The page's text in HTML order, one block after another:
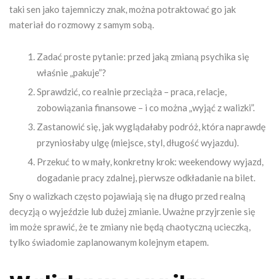
taki sen jako tajemniczy znak, można potraktować go jak
materiał do rozmowy z samym sobą.
Zadać proste pytanie: przed jaką zmianą psychika się
właśnie „pakuje”?
Sprawdzić, co realnie przeciąża – praca, relacje,
zobowiązania finansowe – i co można „wyjąć z walizki”.
Zastanowić się, jak wyglądałaby podróż, która naprawdę
przyniosłaby ulgę (miejsce, styl, długość wyjazdu).
Przekuć to w mały, konkretny krok: weekendowy wyjazd,
dogadanie pracy zdalnej, pierwsze odkładanie na bilet.
Sny o walizkach często pojawiają się na długo przed realną
decyzją o wyjeździe lub dużej zmianie. Uważne przyjrzenie się
im może sprawić, że te zmiany nie będą chaotyczną ucieczką,
tylko świadomie zaplanowanym kolejnym etapem.